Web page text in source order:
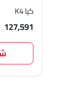
كيا K4
127,591